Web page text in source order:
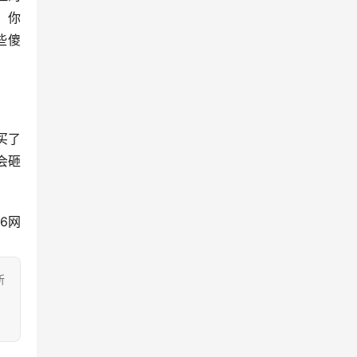
你
傻
了
砸
网